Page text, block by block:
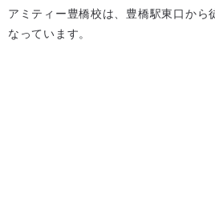
アミティー豊橋校は、豊橋駅東口から
なっています。